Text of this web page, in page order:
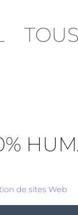
de sites Web